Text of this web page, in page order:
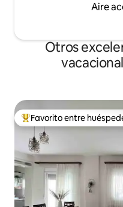
Aire
Otros
De los mejores en
Favorito entre